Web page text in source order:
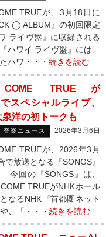
TRUEが、3月18日に
◯ ALBUM』の初回限定
ライヴ盤』に収録される
ワイ ライヴ盤』には、
ハワ・・・ 続きを読む
COME TRUEが
でスペシャルライブ、
洋の初トークも
音楽ニュース 2026年3月6日
TRUEが、2026年3月
で放送となる『SONGS』
回の『SONGS』は、
TRUEがNHKホール
なるNHK『首都圏ネット
、「・・・ 続きを読む